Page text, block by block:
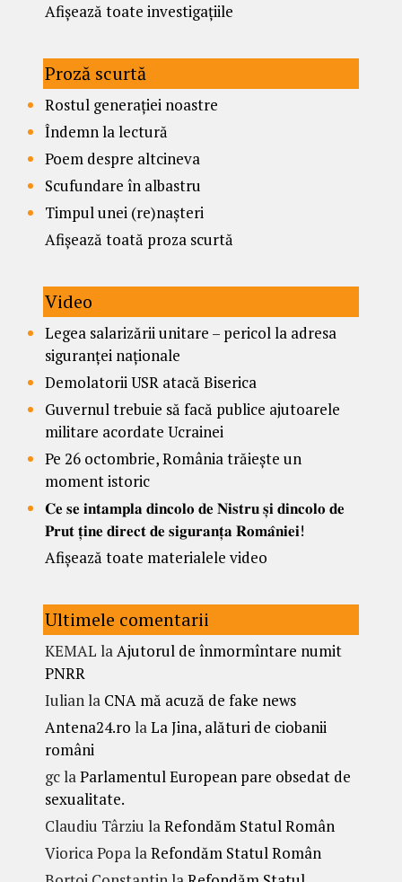
Afișează toate investigațiile
Proză scurtă
Rostul generației noastre
Îndemn la lectură
Poem despre altcineva
Scufundare în albastru
Timpul unei (re)nașteri
Afișează toată proza scurtă
Video
Legea salarizării unitare – pericol la adresa
siguranței naționale
Demolatorii USR atacă Biserica
Guvernul trebuie să facă publice ajutoarele
militare acordate Ucrainei
Pe 26 octombrie, România trăiește un
moment istoric
𝐂𝐞 𝐬𝐞 𝐢𝐧𝐭𝐚𝐦𝐩𝐥𝐚 𝐝𝐢𝐧𝐜𝐨𝐥𝐨 𝐝𝐞 𝐍𝐢𝐬𝐭𝐫𝐮 𝐬̦𝐢 𝐝𝐢𝐧𝐜𝐨𝐥𝐨 𝐝𝐞
𝐏𝐫𝐮𝐭 𝐭̦𝐢𝐧𝐞 𝐝𝐢𝐫𝐞𝐜𝐭 𝐝𝐞 𝐬𝐢𝐠𝐮𝐫𝐚𝐧𝐭̦𝐚 𝐑𝐨𝐦𝐚̂𝐧𝐢𝐞𝐢!
Afișează toate materialele video
Ultimele comentarii
KEMAL laAjutorul de înmormîntare numit
PNRR
Iulianla CNA mă acuză de fake news
Antena24.ro laLa Jina, alături de ciobanii
români
gclaParlamentul European pare obsedat de
sexualitate.
Claudiu Târziu laRefondăm Statul Român
Viorica PopalaRefondăm Statul Român